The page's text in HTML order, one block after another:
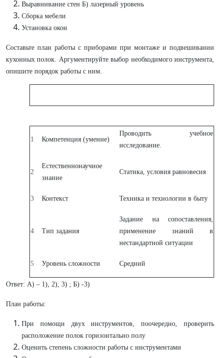
Выравнивание стен Б) лазерный уровень
Сборка мебели
Установка окон
Составьте план работы с приборами при монтаже и подвешивании
кухонных полок. Аргументируйте выбор необходимого инструмента,
опишите порядок работы с ним.
1 Компетенция (умение)
Проводить учебное
исследование.
2
Естественнонаучное
знание
Статика, условия равновесия
3 Контекст Техника и технологии в быту
4 Тип задания
Задание на сопоставления,
применение знаний в
нестандартной ситуации
5 Уровень сложности Средний
Ответ: А) – 1), 2), 3) ; Б) -3)
План работы:
При помощи двух инструментов, поочередно, проверить
расположение полок горизонтально полу
Оценить степень сложности работы с инструментами